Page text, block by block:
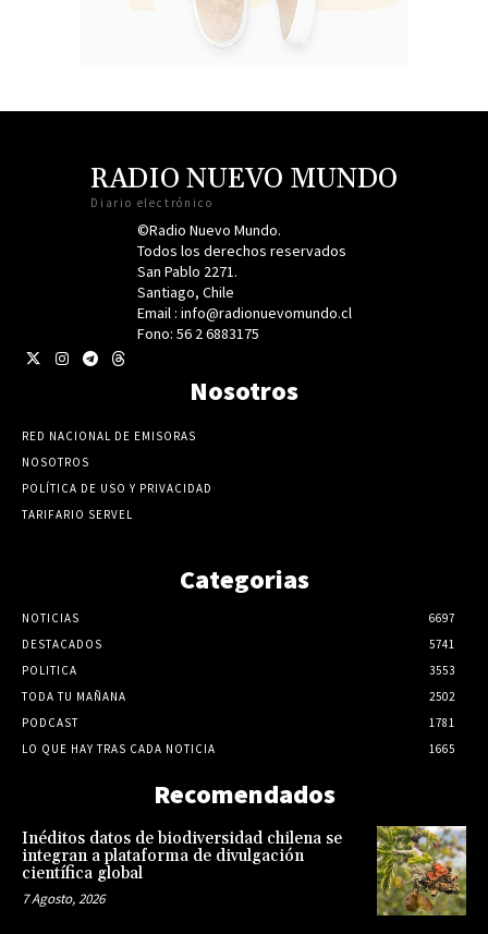
RADIO NUEVO MUNDO
Diario electrónico
©Radio Nuevo Mundo.
Todos los derechos reservados
San Pablo 2271.
Santiago, Chile
Email : info@radionuevomundo.cl
Fono: 56 2 6883175
Nosotros
RED NACIONAL DE EMISORAS
NOSOTROS
POLÍTICA DE USO Y PRIVACIDAD
TARIFARIO SERVEL
Categorias
NOTICIAS
6697
DESTACADOS
5741
POLITICA
3553
TODA TU MAÑANA
2502
PODCAST
1781
LO QUE HAY TRAS CADA NOTICIA
1665
Recomendados
Inéditos datos de biodiversidad chilena se
integran a plataforma de divulgación
científica global
7 Agosto, 2026